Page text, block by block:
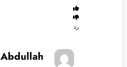
رد
Abdullah